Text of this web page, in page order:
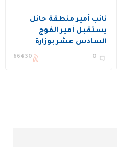
نائب أمير منطقة حائل
يستقبل أمير الفوج
السادس عشر بوزارة
الحرس الوطني
0
66430